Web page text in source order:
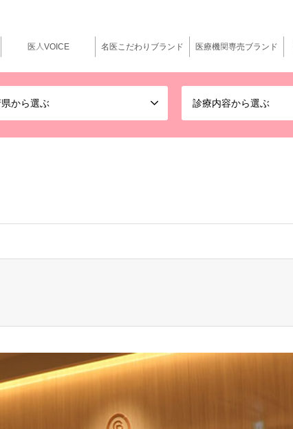
から選ぶ 診療内容から選ぶ
医人VOICE 名医こだわりブランド 医療機関専売ブランド